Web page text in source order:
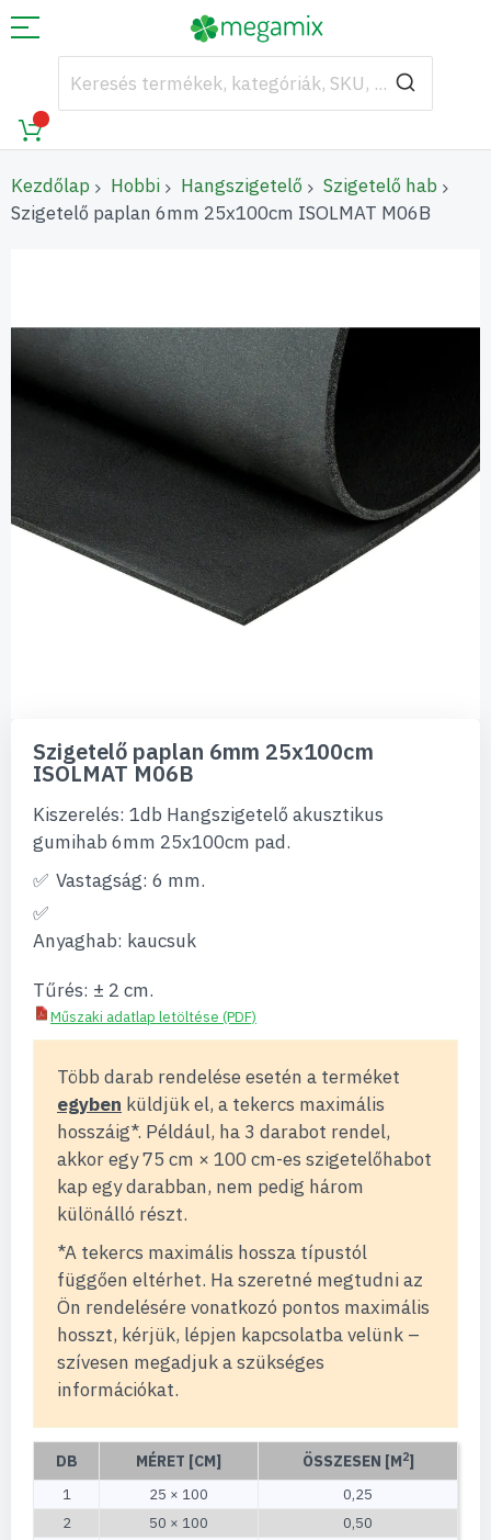
Kezdőlap Hobbi Hangszigetelő
Szigetelő hab
Szigetelő paplan 6mm 25x100cm ISOLMAT M06B
képgaléria
elejére
Szigetelő paplan 6mm 25x100cm
ISOLMAT M06B
Kiszerelés: 1db Hangszigetelő akusztikus
gumihab 6mm 25x100cm pad.
Vastagság: 6 mm.
Anyaghab: kaucsuk
Tűrés: ± 2 cm.
Műszaki adatlap letöltése (PDF)
Több darab rendelése esetén a terméket
egyben küldjük el, a tekercs maximális
hosszáig*. Például, ha 3 darabot rendel,
akkor egy 75 cm × 100 cm-es szigetelőhabot
kap egy darabban, nem pedig három
különálló részt.
*A tekercs maximális hossza típustól
függően eltérhet. Ha szeretné megtudni az
Ön rendelésére vonatkozó pontos maximális
hosszt, kérjük, lépjen kapcsolatba velünk –
szívesen megadjuk a szükséges
információkat.
DB MÉRET [CM] ÖSSZESEN [M2]
1 25 × 100
0,25
2
50 × 100
0,50